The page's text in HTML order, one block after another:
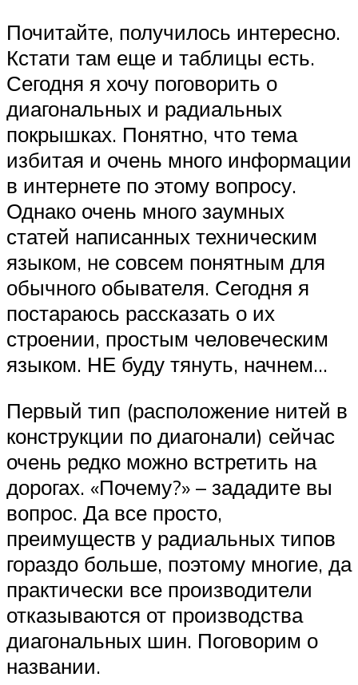
Почитайте, получилось интересно.
Кстати там еще и таблицы есть.
Сегодня я хочу поговорить о
диагональных и радиальных
покрышках. Понятно, что тема
избитая и очень много информации
в интернете по этому вопросу.
Однако очень много заумных
статей написанных техническим
языком, не совсем понятным для
обычного обывателя. Сегодня я
постараюсь рассказать о их
строении, простым человеческим
языком. НЕ буду тянуть, начнем…
Первый тип (расположение нитей в
конструкции по диагонали) сейчас
очень редко можно встретить на
дорогах. «Почему?» – зададите вы
вопрос. Да все просто,
преимуществ у радиальных типов
гораздо больше, поэтому многие, да
практически все производители
отказываются от производства
диагональных шин. Поговорим о
названии.